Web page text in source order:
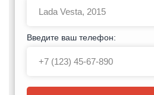
Введите ваш телефон: